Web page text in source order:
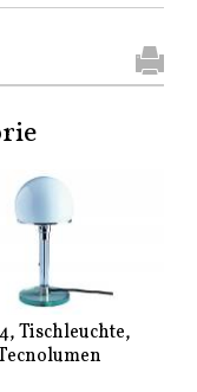
Tischleuchte,